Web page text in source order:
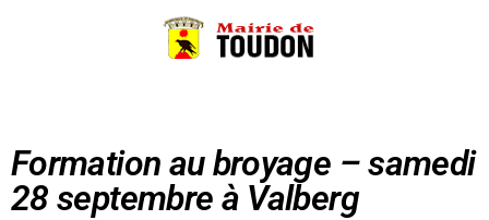
Formation au broyage – samedi
28 septembre à Valberg